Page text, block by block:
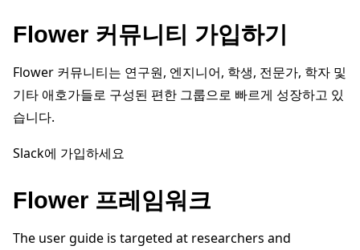
Flower 커뮤니티 가입하기
Flower 커뮤니티는 연구원, 엔지니어, 학생, 전문가, 학자 및
기타 애호가들로 구성된 편한 그룹으로 빠르게 성장하고 있
습니다.
Slack에 가입하세요
Flower 프레임워크
The user guide is targeted at researchers and